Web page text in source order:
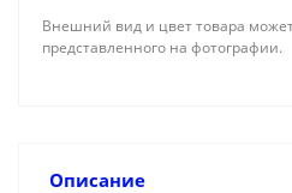
Внешний вид и цвет товара
представленного на фотографии.
Описание